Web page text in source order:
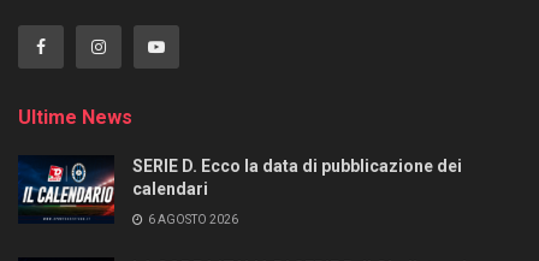
Ultime News
SERIE D. Ecco la data di pubblicazione dei
calendari
6 AGOSTO 2026